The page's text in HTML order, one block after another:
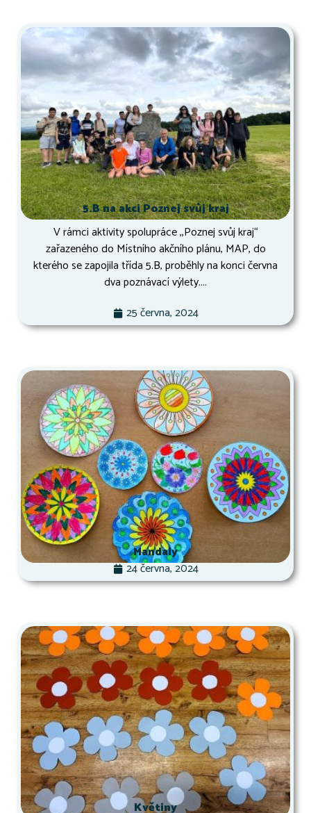
5.B na akci Poznej svůj kraj
V rámci aktivity spolupráce ,,Poznej svůj kraj“
zařazeného do Místního akčního plánu, MAP, do
kterého se zapojila třída 5.B, proběhly na konci června
dva poznávací výlety....
25 června, 2024
Mandaly
24 června, 2024
Květiny